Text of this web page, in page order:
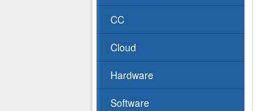
CC
Cloud
Hardware
Software